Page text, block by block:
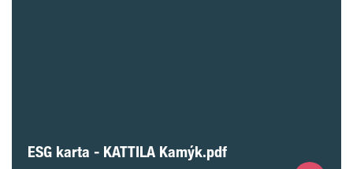
ESG karta - KATTILA Kamýk.pdf